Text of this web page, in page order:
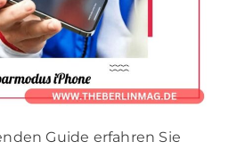
Guide erfahren Sie